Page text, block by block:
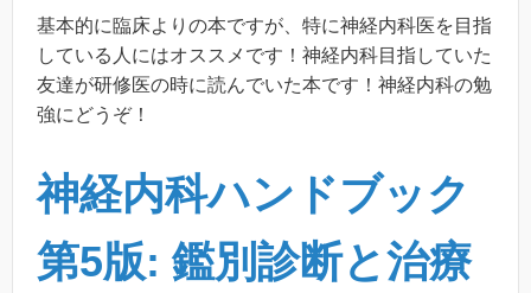
基本的に臨床よりの本ですが、特に神経内科医を目指
している人にはオススメです！神経内科目指していた
友達が研修医の時に読んでいた本です！神経内科の勉
強にどうぞ！
神経内科ハンドブック
第5版: 鑑別診断と治療